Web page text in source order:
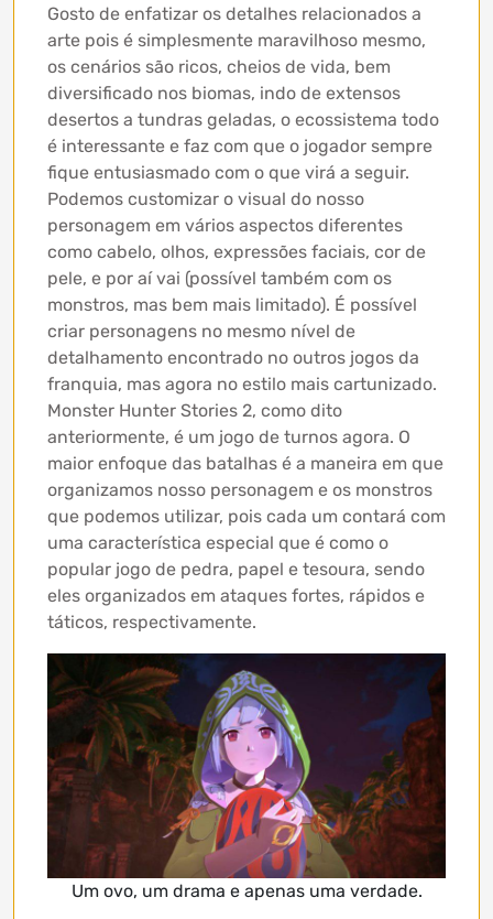
Gosto de enfatizar os detalhes relacionados a
arte pois é simplesmente maravilhoso mesmo,
os cenários são ricos, cheios de vida, bem
diversificado nos biomas, indo de extensos
desertos a tundras geladas, o ecossistema todo
é interessante e faz com que o jogador sempre
fique entusiasmado com o que virá a seguir.
Podemos customizar o visual do nosso
personagem em vários aspectos diferentes
como cabelo, olhos, expressões faciais, cor de
pele, e por aí vai (possível também com os
monstros, mas bem mais limitado). É possível
criar personagens no mesmo nível de
detalhamento encontrado no outros jogos da
franquia, mas agora no estilo mais cartunizado.
Monster Hunter Stories 2, como dito
anteriormente, é um jogo de turnos agora. O
maior enfoque das batalhas é a maneira em que
organizamos nosso personagem e os monstros
que podemos utilizar, pois cada um contará com
uma característica especial que é como o
popular jogo de pedra, papel e tesoura, sendo
eles organizados em ataques fortes, rápidos e
táticos, respectivamente.
Um ovo, um drama e apenas uma verdade.